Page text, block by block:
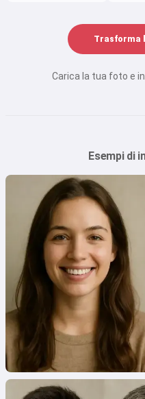
Trasforma
Carica la tua foto e
Esempi di